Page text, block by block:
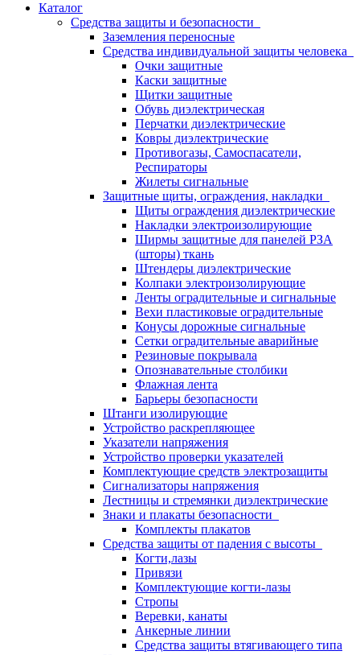
Каталог
Средства защиты и безопасности
Заземления переносные
Средства индивидуальной защиты человека
Очки защитные
Каски защитные
Щитки защитные
Обувь диэлектрическая
Перчатки диэлектрические
Ковры диэлектрические
Противогазы, Самоспасатели,
Респираторы
Жилеты сигнальные
Защитные щиты, ограждения, накладки
Щиты ограждения диэлектрические
Накладки электроизолирующие
Ширмы защитные для панелей РЗА
(шторы) ткань
Штендеры диэлектрические
Колпаки электроизолирующие
Ленты оградительные и сигнальные
Вехи пластиковые оградительные
Конусы дорожные сигнальные
Сетки оградительные аварийные
Резиновые покрывала
Опознавательные столбики
Флажная лента
Барьеры безопасности
Штанги изолирующие
Устройство раскрепляющее
Указатели напряжения
Устройство проверки указателей
Комплектующие средств электрозащиты
Сигнализаторы напряжения
Лестницы и стремянки диэлектрические
Знаки и плакаты безопасности
Комплекты плакатов
Средства защиты от падения с высоты
Когти,лазы
Привязи
Комплектующие когти-лазы
Стропы
Веревки, канаты
Анкерные линии
Средства защиты втягивающего типа